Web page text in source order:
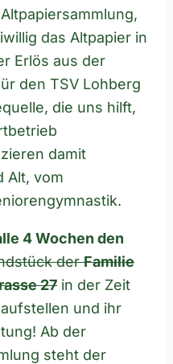
das Altpapier in
Erlös aus der
den TSV Lohberg
die uns hilft,
damit
Alt, vom
4 Wochen den
derFamilie
27 in der Zeit
aufstellen und ihr
Ab der
steht der